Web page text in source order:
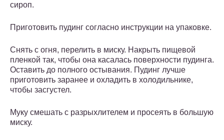
сироп.
Приготовить пудинг согласно инструкции на упаковке.
Снять с огня, перелить в миску. Накрыть пищевой
пленкой так, чтобы она касалась поверхности пудинга.
Оставить до полного остывания. Пудинг лучше
приготовить заранее и охладить в холодильнике,
чтобы засгустел.
Муку смешать с разрыхлителем и просеять в большую
миску.